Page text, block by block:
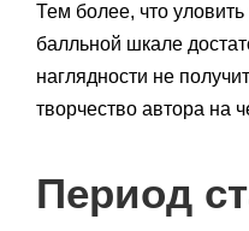
Тем более, что
балльной шкале
наглядности не
творчество автора на
Период